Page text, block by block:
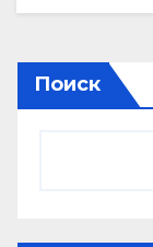
Поиск